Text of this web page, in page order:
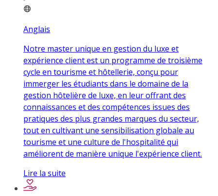
Anglais
Notre master unique en gestion du luxe et
expérience client est un programme de troisième
cycle en tourisme et hôtellerie, conçu pour
immerger les étudiants dans le domaine de la
gestion hôtelière de luxe, en leur offrant des
connaissances et des compétences issues des
pratiques des plus grandes marques du secteur,
tout en cultivant une sensibilisation globale au
tourisme et une culture de l'hospitalité qui
améliorent de manière unique l'expérience client.
Lire la suite